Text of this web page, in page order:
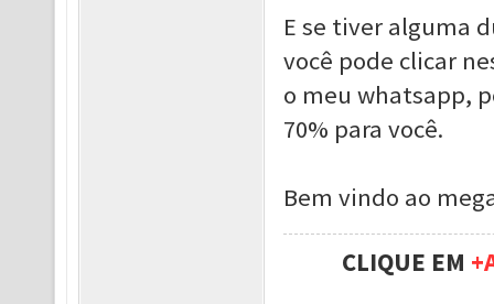
E se tiver alguma
você pode clicar
o meu whatsapp,
70% para você.
Bem vindo ao
CLIQUE EM